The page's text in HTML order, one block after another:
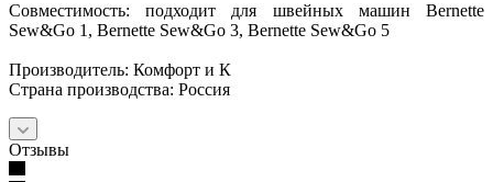
Совместимость: подходит для швейных машин Bernette
Sew&Go 1, Bernette Sew&Go 3, Bernette Sew&Go 5
Производитель: Комфорт и К
Страна производства: Россия
Отзывы